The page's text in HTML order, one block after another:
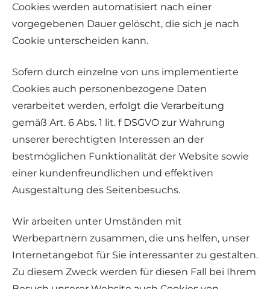
Cookies werden automatisiert nach einer
vorgegebenen Dauer gelöscht, die sich je nach
Cookie unterscheiden kann.
Sofern durch einzelne von uns implementierte
Cookies auch personenbezogene Daten
verarbeitet werden, erfolgt die Verarbeitung
gemäß Art. 6 Abs. 1 lit. f DSGVO zur Wahrung
unserer berechtigten Interessen an der
bestmöglichen Funktionalität der Website sowie
einer kundenfreundlichen und effektiven
Ausgestaltung des Seitenbesuchs.
Wir arbeiten unter Umständen mit
Werbepartnern zusammen, die uns helfen, unser
Internetangebot für Sie interessanter zu gestalten.
Zu diesem Zweck werden für diesen Fall bei Ihrem